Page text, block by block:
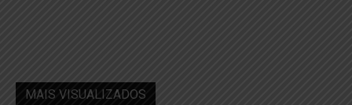
MAIS VISUALIZADOS